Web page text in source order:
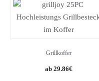
Grillkoffer
Original
29.86€Current